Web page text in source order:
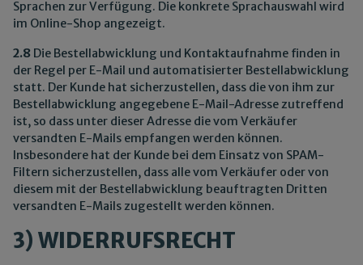
Sprachen zur Verfügung. Die konkrete Sprachauswahl wird
im Online-Shop angezeigt.
2.8 Die Bestellabwicklung und Kontaktaufnahme finden in
der Regel per E-Mail und automatisierter Bestellabwicklung
statt. Der Kunde hat sicherzustellen, dass die von ihm zur
Bestellabwicklung angegebene E-Mail-Adresse zutreffend
ist, so dass unter dieser Adresse die vom Verkäufer
versandten E-Mails empfangen werden können.
Insbesondere hat der Kunde bei dem Einsatz von SPAM-
Filtern sicherzustellen, dass alle vom Verkäufer oder von
diesem mit der Bestellabwicklung beauftragten Dritten
versandten E-Mails zugestellt werden können.
3) WIDERRUFSRECHT